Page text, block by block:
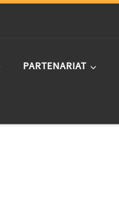
PARTENARIAT